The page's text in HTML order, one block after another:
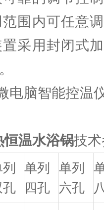
围内可任意
采用封闭式
电脑智能控温
恒温水浴锅技
孔
单列
四孔
单列
六孔